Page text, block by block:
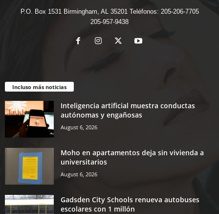
P.O. Box 1531 Birmingham, AL 35201 Teléfonos: 205-206-7705
205-957-9438
Incluso más noticias
Inteligencia artificial muestra conductas
autónomas y engañosas
August 6, 2026
Moho en apartamentos deja sin vivienda a
universitarios
August 6, 2026
Gadsden City Schools renueva autobuses
escolares con 1 millón